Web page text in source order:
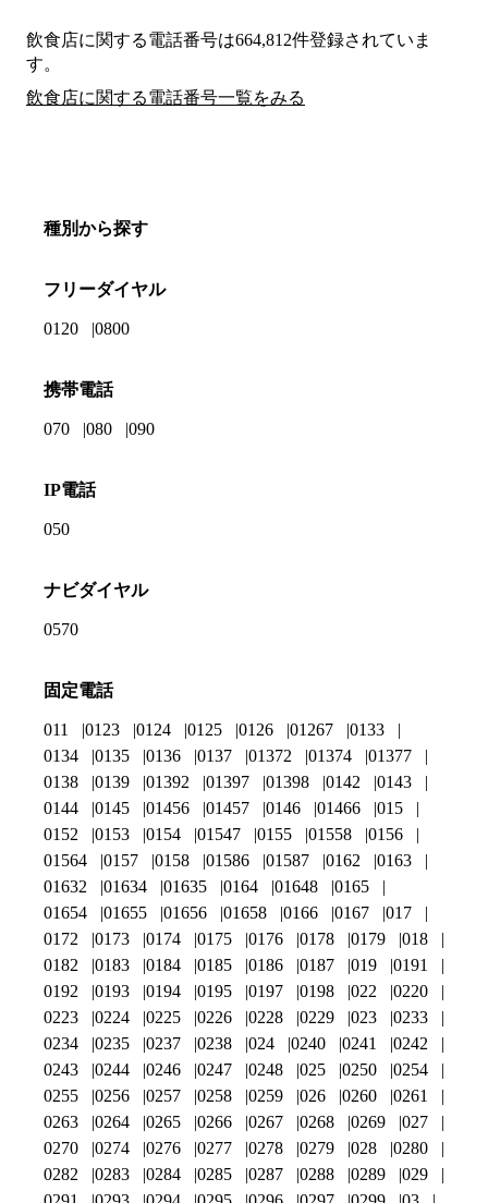
飲食店に関する電話番号は664,812件登録されていま
す。
飲食店に関する電話番号一覧をみる
種別から探す
フリーダイヤル
0120 0800
携帯電話
070 080 090
IP電話
050
ナビダイヤル
0570
固定電話
011 0123 0124 0125 0126 01267
0133
0134
0135 0136 0137 01372 01374
01377
0138
0139 01392 01397 01398 0142
0143
0144
0145 01456 01457 0146 01466
015
0152
0153 0154 01547 0155 01558
0156
01564
0157 0158 01586 01587 0162
0163
01632
01634 01635 0164 01648
0165
01654
01655 01656 01658 0166 0167
017
0172
0173 0174 0175 0176 0178 0179
018
0182
0183 0184 0185 0186 0187 019
0191
0192
0193 0194 0195 0197 0198 022
0220
0223
0224 0225 0226 0228 0229 023
0233
0234
0235 0237 0238 024 0240 0241
0242
0243
0244 0246 0247 0248 025 0250
0254
0255
0256 0257 0258 0259 026 0260
0261
0263
0264 0265 0266 0267 0268 0269
027
0270
0274 0276 0277 0278 0279 028
0280
0282
0283 0284 0285 0287 0288 0289
029